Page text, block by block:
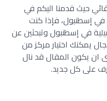
حيث قدمنا اليكم في
في إسطنبول، فإذا كنت
في إسطنبول وتبحثين عن
يمكنك اختيار مركز من
ان يكون المقال قد نال
على كل جديد.